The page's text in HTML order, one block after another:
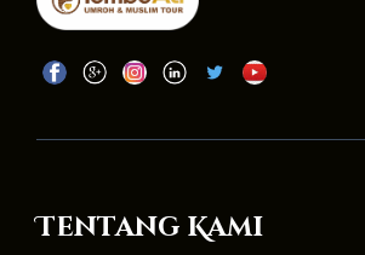
Tentang Kami